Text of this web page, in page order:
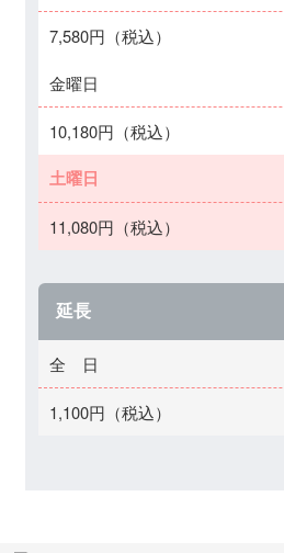
7,580円（税込）
金曜日
10,180円（税込）
土曜日
11,080円（税込）
延長
全 日
1,100円（税込）